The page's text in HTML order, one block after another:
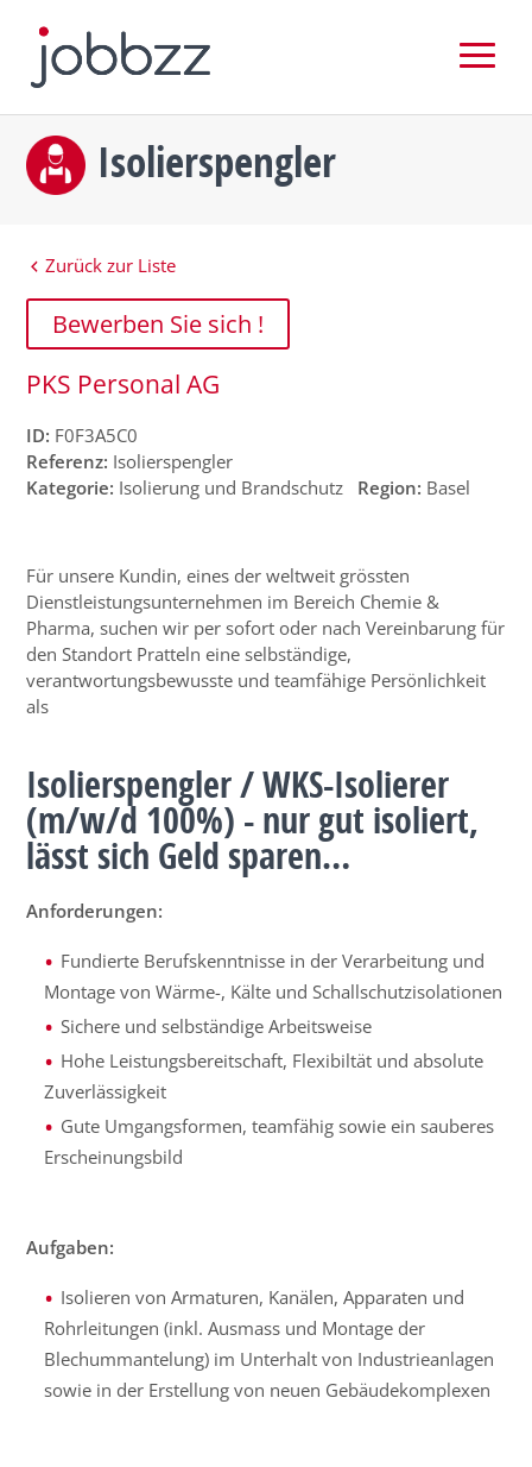
Isolierspengler
Zurück zur Liste
Bewerben Sie sich !
PKS Personal AG
ID: F0F3A5C0
Referenz: Isolierspengler
Kategorie: Isolierung und Brandschutz Region: Basel
Für unsere Kundin, eines der weltweit grössten
Dienstleistungsunternehmen im Bereich Chemie &
Pharma, suchen wir per sofort oder nach Vereinbarung für
den Standort Pratteln eine selbständige,
verantwortungsbewusste und teamfähige Persönlichkeit
als
Isolierspengler / WKS-Isolierer
(m/w/d 100%) - nur gut isoliert,
lässt sich Geld sparen…
Anforderungen:
Fundierte Berufskenntnisse in der Verarbeitung und
Montage von Wärme-, Kälte und Schallschutzisolationen
Sichere und selbständige Arbeitsweise
Hohe Leistungsbereitschaft, Flexibiltät und absolute
Zuverlässigkeit
Gute Umgangsformen, teamfähig sowie ein sauberes
Erscheinungsbild
Aufgaben:
Isolieren von Armaturen, Kanälen, Apparaten und
Rohrleitungen (inkl. Ausmass und Montage der
Blechummantelung) im Unterhalt von Industrieanlagen
sowie in der Erstellung von neuen Gebäudekomplexen